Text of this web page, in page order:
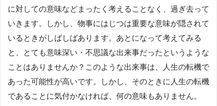
に対しての意味などまったく考えることなく、過ぎ去って
いきます。しかし、物事にはじつは重要な意味が隠されて
いるときがしばしばあります。あとになって考えてみる
と、とても意味深い・不思議な出来事だったというような
ことはありませんか？このような出来事は、人生の転機で
あった可能性が高いです。しかし、そのときに人生の転機
であることに気付かなければ、何の意味もありません。